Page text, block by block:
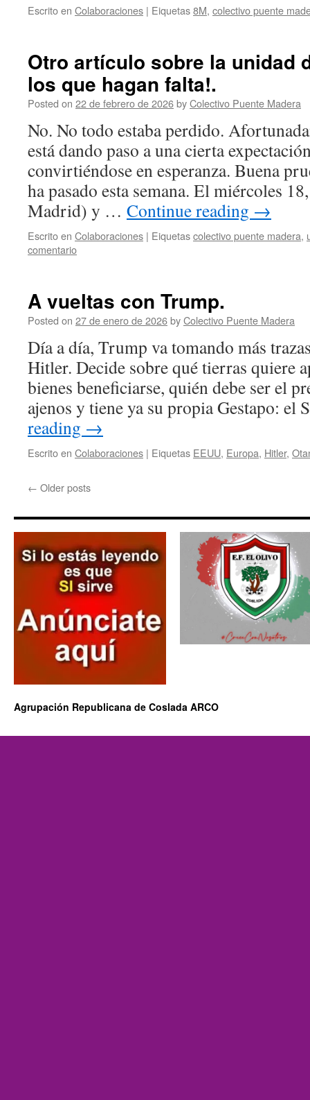
Escrito en Colaboraciones | Eiquetas8M, colectivo puente
Otro artículo sobre la unidad
los que hagan falta!.
Posted on 22 de febrero de 2026byColectivo Puente Madera
No. No todo estaba perdido.
está dando paso a una cierta
convirtiéndose en esperanza. Buena
ha pasado esta semana. El miércoles
Madrid) y … Continue reading →
Escrito en Colaboraciones | Eiquetascolectivo puente madera,
comentario
A vueltas con Trump.
Posted on 27 de enero de 2026byColectivo Puente Madera
Día a día, Trump va tomando más
Hitler. Decide sobre qué tierras quiere
bienes beneficiarse, quién debe ser el
ajenos y tiene ya su propia Gestapo:
reading →
Escrito en Colaboraciones | Eiquetas EEUU, Europa, Hitler,
← Older posts
Agrupación Republicana de Coslada ARCO